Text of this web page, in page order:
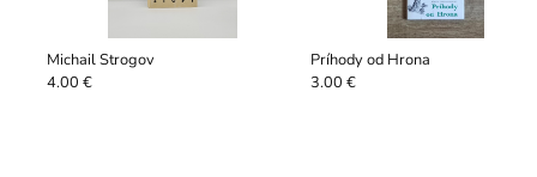
Michail Strogov
4.00 €
Príhody od Hrona
3.00 €